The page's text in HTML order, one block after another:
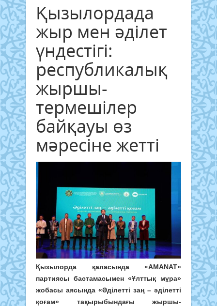
Қызылордада
жыр мен әділет
үндестігі:
республикалық
жыршы-
термешілер
байқауы өз
мәресіне жетті
Қызылорда қаласында «AMANAT»
партиясы бастамасымен «Ұлттық мұра»
жобасы аясында «Әділетті заң – әділетті
қоғам» тақырыбындағы жыршы-